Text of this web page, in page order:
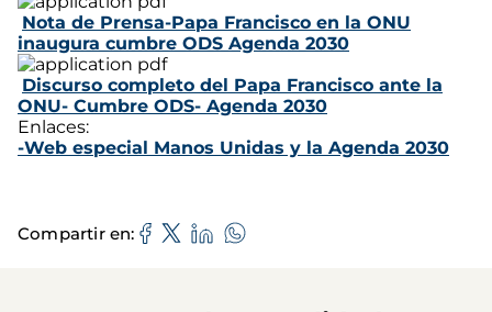
Nota de Prensa-Papa Francisco en la ONU
inaugura cumbre ODS Agenda 2030
Discurso completo del Papa Francisco ante la
ONU- Cumbre ODS- Agenda 2030
Enlaces:
-Web especial Manos Unidas y la Agenda 2030
Compartir en